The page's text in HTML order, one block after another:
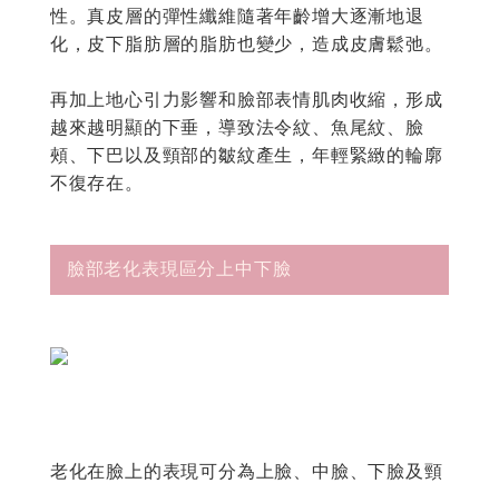
性。真皮層的彈性纖維隨著年齡增大逐漸地退
化，皮下脂肪層的脂肪也變少，造成皮膚鬆弛。
再加上地心引力影響和臉部表情肌肉收縮，形成
越來越明顯的下垂，導致法令紋、魚尾紋、臉
頰、下巴以及頸部的皺紋產生，年輕緊緻的輪廓
不復存在。
臉部老化表現區分上中下臉
老化在臉上的表現可分為上臉、中臉、下臉及頸